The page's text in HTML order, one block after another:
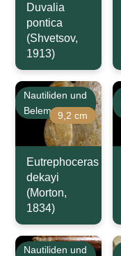
Duvalia
pontica
(Shvetsov,
1913)
Nautiliden und
Belemniten9,2 cm
Eutrephoceras
dekayi
(Morton,
1834)
Nautiliden und